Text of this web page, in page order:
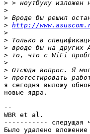
>
>
>
> http://
>
>
>
>
>
>
>
я сегодня выложу
новые ядра.
--
WBR et al.
----------- следущая
Было удалено